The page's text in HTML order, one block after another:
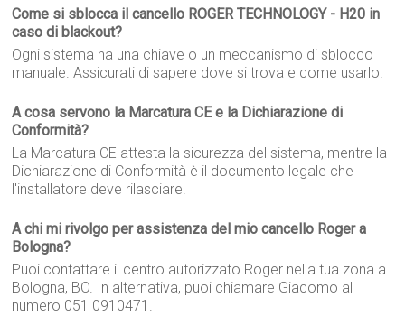
Come si sblocca il cancello ROGER TECHNOLOGY - H20 in
caso di blackout?
Ogni sistema ha una chiave o un meccanismo di sblocco
manuale. Assicurati di sapere dove si trova e come usarlo.
A cosa servono la Marcatura CE e la Dichiarazione di
Conformità?
La Marcatura CE attesta la sicurezza del sistema, mentre la
Dichiarazione di Conformità è il documento legale che
l'installatore deve rilasciare.
A chi mi rivolgo per assistenza del mio cancello Roger a
Bologna?
Puoi contattare il centro autorizzato Roger nella tua zona a
Bologna, BO. In alternativa, puoi chiamare Giacomo al
numero 051 0910471.